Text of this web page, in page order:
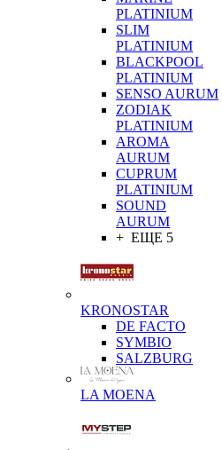
PLATINIUM
SLIM
PLATINIUM
BLACKPOOL
PLATINIUM
SENSO AURUM
ZODIAK
PLATINIUM
AROMA
AURUM
CUPRUM
PLATINIUM
SOUND
AURUM
+ ЕЩЕ 5
KRONOSTAR
DE FACTO
SYMBIO
SALZBURG
LA MOENA